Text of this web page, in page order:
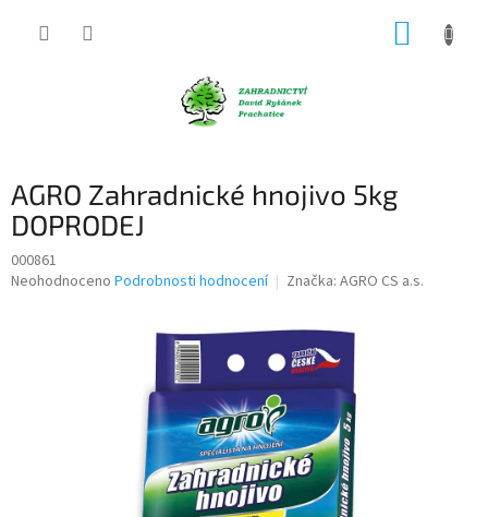
AGRO Zahradnické hnojivo 5kg
DOPRODEJ
000861
Průměrné
Neohodnoceno Podrobnosti hodnocení Značka: AGRO CS a.s.